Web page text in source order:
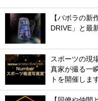
【バボラの新
DRIVE」と最
スポーツの現
真家が撮る一
トを開催しま